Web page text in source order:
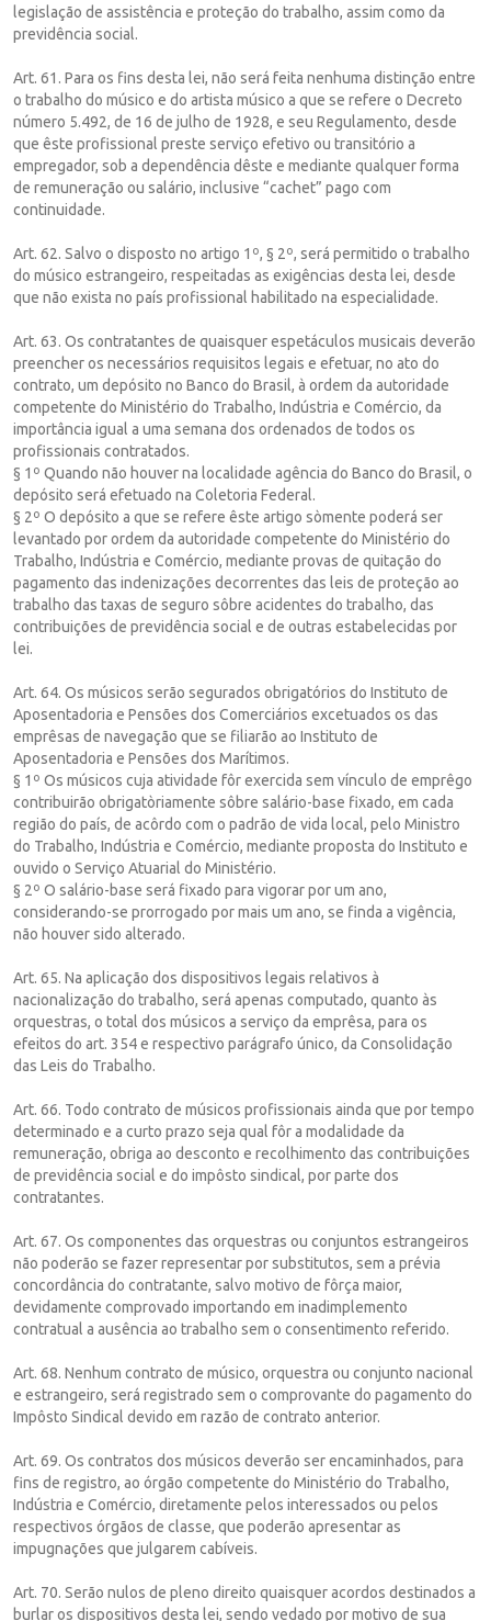
legislação de assistência e proteção do trabalho, assim como da
previdência social.
Art. 61. Para os fins desta lei, não será feita nenhuma distinção entre
o trabalho do músico e do artista músico a que se refere o Decreto
número 5.492, de 16 de julho de 1928, e seu Regulamento, desde
que êste profissional preste serviço efetivo ou transitório a
empregador, sob a dependência dêste e mediante qualquer forma
de remuneração ou salário, inclusive “cachet” pago com
continuidade.
Art. 62. Salvo o disposto no artigo 1º, § 2º, será permitido o trabalho
do músico estrangeiro, respeitadas as exigências desta lei, desde
que não exista no país profissional habilitado na especialidade.
Art. 63. Os contratantes de quaisquer espetáculos musicais deverão
preencher os necessários requisitos legais e efetuar, no ato do
contrato, um depósito no Banco do Brasil, à ordem da autoridade
competente do Ministério do Trabalho, Indústria e Comércio, da
importância igual a uma semana dos ordenados de todos os
profissionais contratados.
§ 1º Quando não houver na localidade agência do Banco do Brasil, o
depósito será efetuado na Coletoria Federal.
§ 2º O depósito a que se refere êste artigo sòmente poderá ser
levantado por ordem da autoridade competente do Ministério do
Trabalho, Indústria e Comércio, mediante provas de quitação do
pagamento das indenizações decorrentes das leis de proteção ao
trabalho das taxas de seguro sôbre acidentes do trabalho, das
contribuições de previdência social e de outras estabelecidas por
lei.
Art. 64. Os músicos serão segurados obrigatórios do Instituto de
Aposentadoria e Pensões dos Comerciários excetuados os das
emprêsas de navegação que se filiarão ao Instituto de
Aposentadoria e Pensões dos Marítimos.
§ 1º Os músicos cuja atividade fôr exercida sem vínculo de emprêgo
contribuirão obrigatòriamente sôbre salário-base fixado, em cada
região do país, de acôrdo com o padrão de vida local, pelo Ministro
do Trabalho, Indústria e Comércio, mediante proposta do Instituto e
ouvido o Serviço Atuarial do Ministério.
§ 2º O salário-base será fixado para vigorar por um ano,
considerando-se prorrogado por mais um ano, se finda a vigência,
não houver sido alterado.
Art. 65. Na aplicação dos dispositivos legais relativos à
nacionalização do trabalho, será apenas computado, quanto às
orquestras, o total dos músicos a serviço da emprêsa, para os
efeitos do art. 354 e respectivo parágrafo único, da Consolidação
das Leis do Trabalho.
Art. 66. Todo contrato de músicos profissionais ainda que por tempo
determinado e a curto prazo seja qual fôr a modalidade da
remuneração, obriga ao desconto e recolhimento das contribuições
de previdência social e do impôsto sindical, por parte dos
contratantes.
Art. 67. Os componentes das orquestras ou conjuntos estrangeiros
não poderão se fazer representar por substitutos, sem a prévia
concordância do contratante, salvo motivo de fôrça maior,
devidamente comprovado importando em inadimplemento
contratual a ausência ao trabalho sem o consentimento referido.
Art. 68. Nenhum contrato de músico, orquestra ou conjunto nacional
e estrangeiro, será registrado sem o comprovante do pagamento do
Impôsto Sindical devido em razão de contrato anterior.
Art. 69. Os contratos dos músicos deverão ser encaminhados, para
fins de registro, ao órgão competente do Ministério do Trabalho,
Indústria e Comércio, diretamente pelos interessados ou pelos
respectivos órgãos de classe, que poderão apresentar as
impugnações que julgarem cabíveis.
Art. 70. Serão nulos de pleno direito quaisquer acordos destinados a
burlar os dispositivos desta lei, sendo vedado por motivo de sua